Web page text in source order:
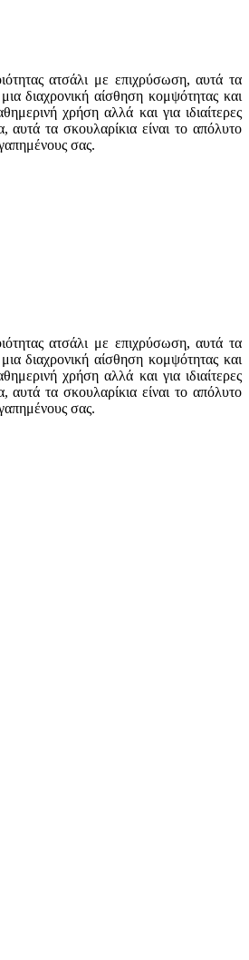
ατσάλι με επιχρύσωση, αυτά τα
διαχρονική αίσθηση κομψότητας και
χρήση αλλά και για ιδιαίτερες
αυτά τα σκουλαρίκια είναι το απόλυτο
σας.
ατσάλι με επιχρύσωση, αυτά τα
διαχρονική αίσθηση κομψότητας και
χρήση αλλά και για ιδιαίτερες
αυτά τα σκουλαρίκια είναι το απόλυτο
σας.